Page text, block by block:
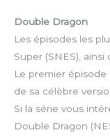
Double Dragon
Les épisodes les
Super (SNES), ainsi
Le premier
de sa célèbre
Si la série vous
Double Dragon